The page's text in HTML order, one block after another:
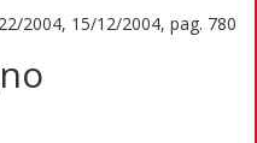
2004, 15/12/2004, pag. 780